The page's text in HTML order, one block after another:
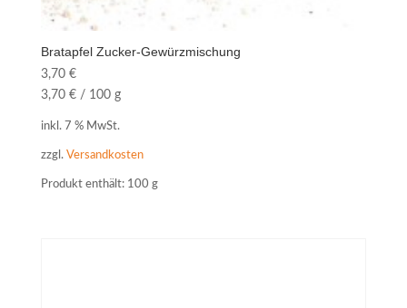
Bratapfel Zucker-Gewürzmischung
3,70 €
3,70 €/ 100 g
inkl. 7 % MwSt.
zzgl. Versandkosten
Produkt enthält: 100 g